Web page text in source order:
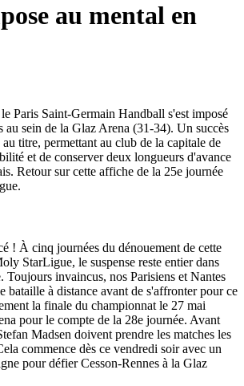
au mental en
Paris Saint-Germain Handball s'est imposé
au sein de la Glaz Arena (31-34). Un succès
titre, permettant au club de la capitale de
et de conserver deux longueurs d'avance
Retour sur cette affiche de la 25e journée
! À cinq journées du dénouement de cette
StarLigue, le suspense reste entier dans
Toujours invaincus, nos Parisiens et Nantes
bataille à distance avant de s'affronter pour ce
la finale du championnat le 27 mai
pour le compte de la 28e journée. Avant
Madsen doivent prendre les matches les
commence dès ce vendredi soir avec un
pour défier Cesson-Rennes à la Glaz